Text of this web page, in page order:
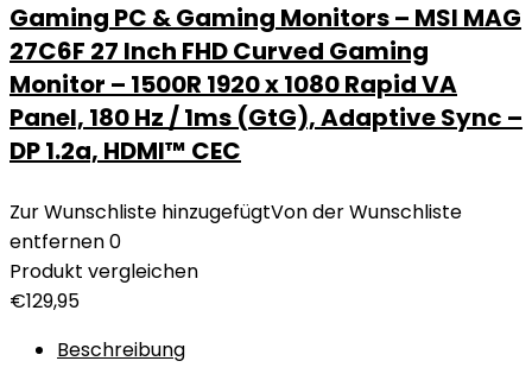
Gaming PC & Gaming Monitors – MSI MAG
27C6F 27 Inch FHD Curved Gaming
Monitor – 1500R 1920 x 1080 Rapid VA
Panel, 180 Hz / 1ms (GtG), Adaptive Sync –
DP 1.2a, HDMI™ CEC
Zur Wunschliste hinzugefügtVon der Wunschliste
entfernen0
Produkt vergleichen
€129,95
Beschreibung